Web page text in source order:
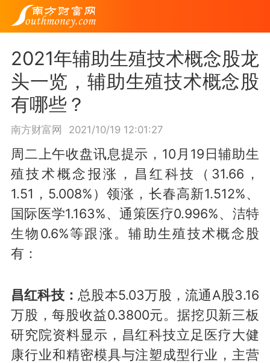
2021年辅助生殖技术概念股龙
头一览，辅助生殖技术概念股
有哪些？
南方财富网 2021/10/19 12:01:27
周二上午收盘讯息提示，10月19日辅助生
殖技术概念报涨，昌红科技（31.66，
1.51，5.008%）领涨，长春高新1.512%、
国际医学1.163%、通策医疗0.996%、洁特
生物0.6%等跟涨。辅助生殖技术概念股
有：
昌红科技： 总股本5.03万股，流通A股3.16
万股，每股收益0.3800元。据挖贝新三板
研究院资料显示，昌红科技立足医疗大健
康行业和精密模具与注塑成型行业，主营